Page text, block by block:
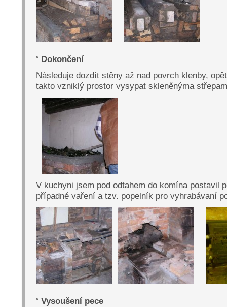
Dokončení
Následuje dozdít stěny až nad povrch klenby,
takto vzniklý prostor vysypat skleněnýma
V kuchyni jsem pod odtahem do komína postavil
případné vaření a tzv. popelník pro vyhrabávaní
Vysoušení pece